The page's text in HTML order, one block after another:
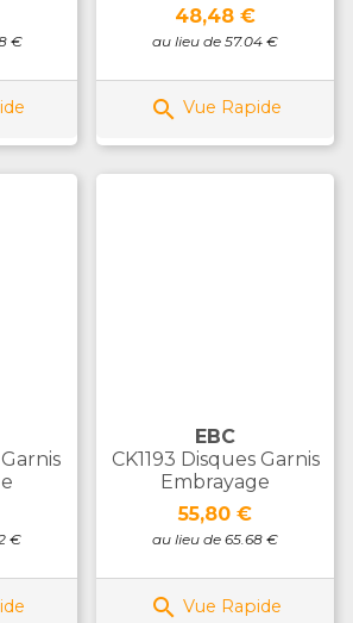
€
Prix
48,48 €
au lieu de 57.04 €
 Vue Rapide
€
EBC
CK1193 Disques Garnis
Embrayage
Prix
55,80 €
au lieu de 65.68 €
 Vue Rapide